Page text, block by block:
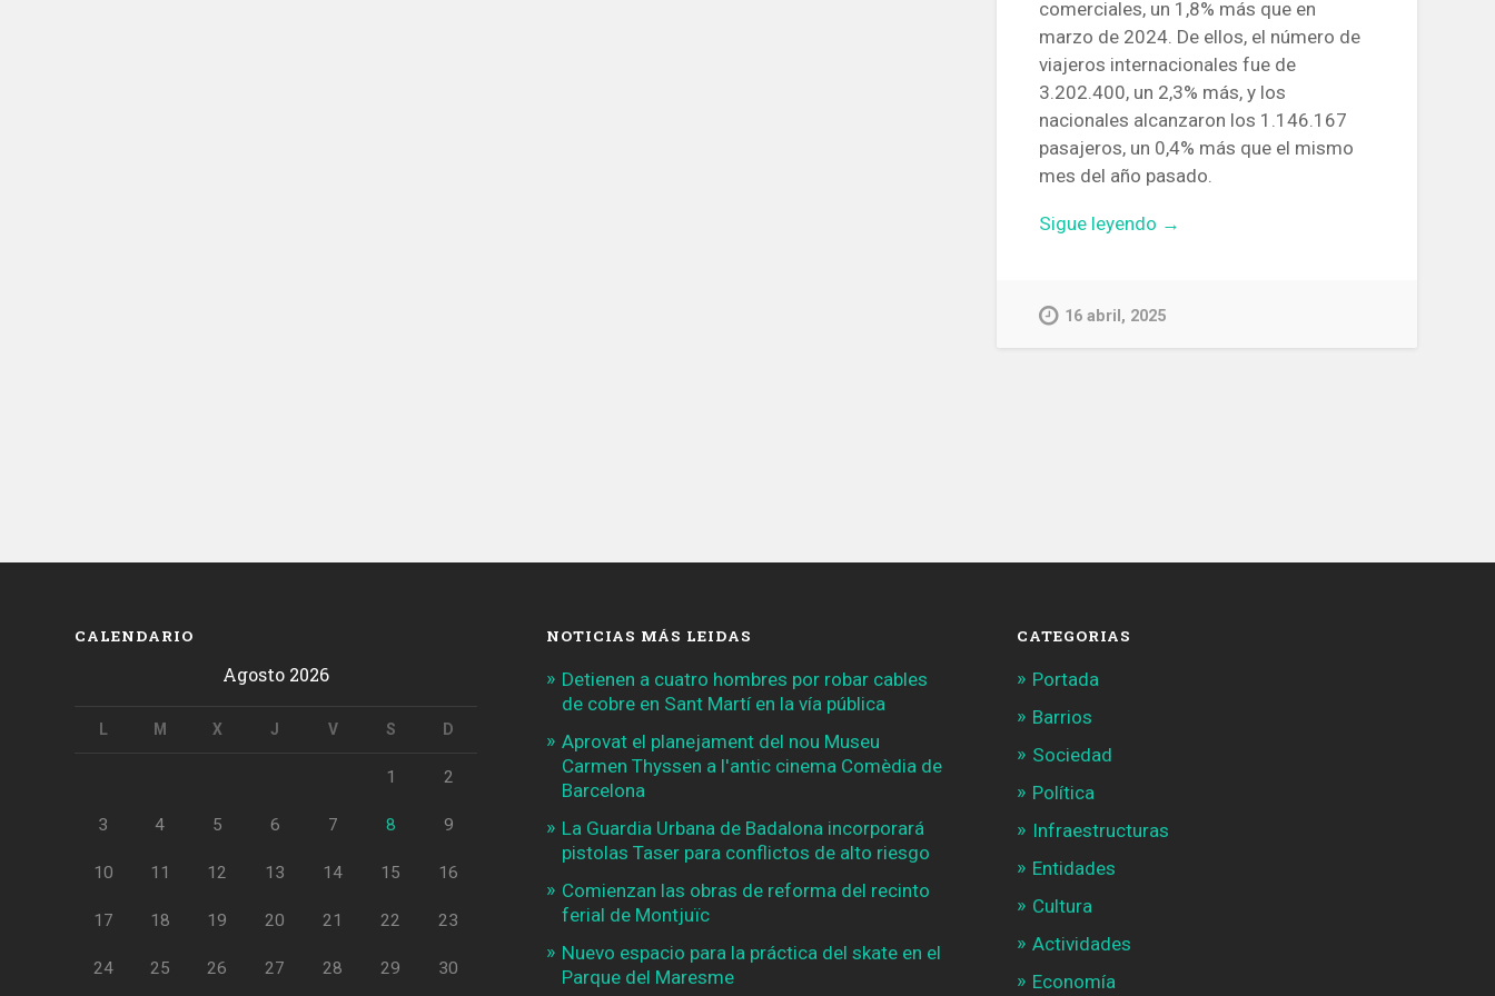
comerciales, un 1,8% más que en
marzo de 2024. De ellos, el número de
viajeros internacionales fue de
3.202.400, un 2,3% más, y los
nacionales alcanzaron los 1.146.167
pasajeros, un 0,4% más que el mismo
mes del año pasado.
Sigue leyendo «El
Barcelona
→
16 abril, 2025
CALENDARIO
Agosto 2026
L M X J V S D
1 2
3 4 5 6 7 8 9
10 11 12 13 14 15 16
17 18 19 20 21 22 23
24 25 26 27 28 29 30
NOTICIAS MÁS LEIDAS
Detienen a cuatro hombres por robar cables
de cobre en Sant Martí en la vía pública
Aprovat el planejament del nou Museu
Carmen Thyssen a l'antic cinema Comèdia de
Barcelona
La Guardia Urbana de Badalona incorporará
pistolas Taser para conflictos de alto riesgo
Comienzan las obras de reforma del recinto
ferial de Montjuïc
Nuevo espacio para la práctica del skate en el
Parque del Maresme
CATEGORIAS
Portada
Barrios
Sociedad
Política
Infraestructuras
Entidades
Cultura
Actividades
Economía